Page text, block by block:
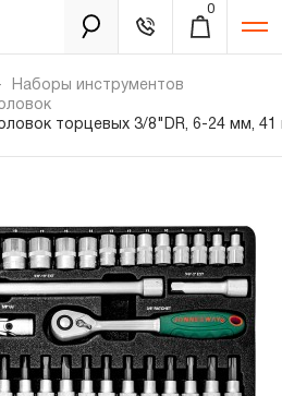
0
пароль?
Наборы инструментов
торцевых 3/8"DR, 6-24 мм,